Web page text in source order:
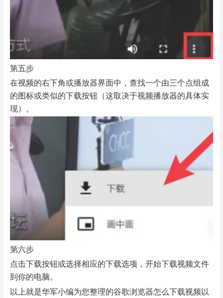
第五步
在视频的右下角或播放器界面中，查找一个由三个点组成
的图标或类似的下载按钮（这取决于视频播放器的具体实
现）。
第六步
点击下载按钮或选择相应的下载选项，开始下载视频文件
到你的电脑。
以上就是华军小编为您整理的谷歌浏览器怎么下载视频以